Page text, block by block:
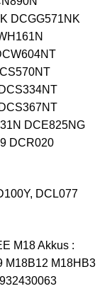
DCGG571NK
DCE825NG
DCR020
DCL077
M18 Akkus :
M18B12 M18HB3